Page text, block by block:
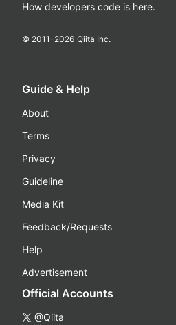
How developers code is here.
© 2011-2026 Qiita Inc.
Guide & Help
About
Terms
Privacy
Guideline
Media Kit
Feedback/Requests
Help
Advertisement
Official Accounts
@Qiita